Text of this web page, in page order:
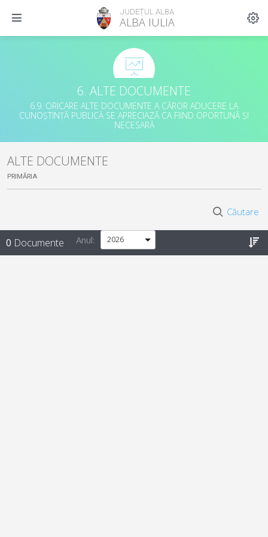
JUDEȚUL ALBA
ALBA IULIA
6. ALTE DOCUMENTE
6.9. ORICARE ALTE DOCUMENTE A CĂROR ADUCERE LA
CUNOȘTINȚĂ PUBLICĂ SE APRECIAZĂ CA FIIND OPORTUNĂ ȘI
NECESARĂ
ALTE DOCUMENTE
PRIMĂRIA
Căutare
0 Documente Anul: